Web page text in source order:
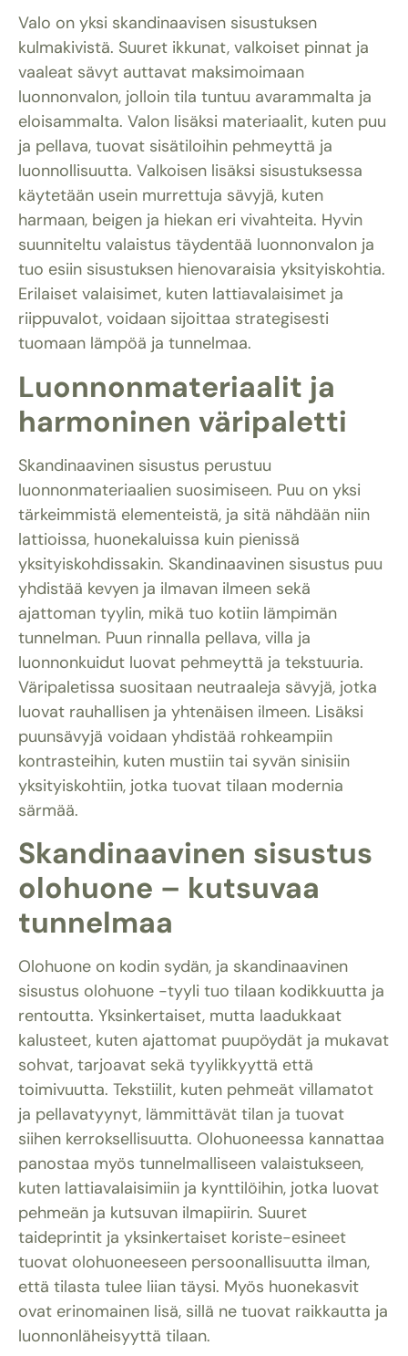
Valo on yksi skandinaavisen sisustuksen
kulmakivistä. Suuret ikkunat, valkoiset pinnat ja
vaaleat sävyt auttavat maksimoimaan
luonnonvalon, jolloin tila tuntuu avarammalta ja
eloisammalta. Valon lisäksi materiaalit, kuten puu
ja pellava, tuovat sisätiloihin pehmeyttä ja
luonnollisuutta. Valkoisen lisäksi sisustuksessa
käytetään usein murrettuja sävyjä, kuten
harmaan, beigen ja hiekan eri vivahteita. Hyvin
suunniteltu valaistus täydentää luonnonvalon ja
tuo esiin sisustuksen hienovaraisia yksityiskohtia.
Erilaiset valaisimet, kuten lattiavalaisimet ja
riippuvalot, voidaan sijoittaa strategisesti
tuomaan lämpöä ja tunnelmaa.
Luonnonmateriaalit ja
harmoninen väripaletti
Skandinaavinen sisustus perustuu
luonnonmateriaalien suosimiseen. Puu on yksi
tärkeimmistä elementeistä, ja sitä nähdään niin
lattioissa, huonekaluissa kuin pienissä
yksityiskohdissakin. Skandinaavinen sisustus puu
yhdistää kevyen ja ilmavan ilmeen sekä
ajattoman tyylin, mikä tuo kotiin lämpimän
tunnelman. Puun rinnalla pellava, villa ja
luonnonkuidut luovat pehmeyttä ja tekstuuria.
Väripaletissa suositaan neutraaleja sävyjä, jotka
luovat rauhallisen ja yhtenäisen ilmeen. Lisäksi
puunsävyjä voidaan yhdistää rohkeampiin
kontrasteihin, kuten mustiin tai syvän sinisiin
yksityiskohtiin, jotka tuovat tilaan modernia
särmää.
Skandinaavinen sisustus
olohuone – kutsuvaa
tunnelmaa
Olohuone on kodin sydän, ja skandinaavinen
sisustus olohuone -tyyli tuo tilaan kodikkuutta ja
rentoutta. Yksinkertaiset, mutta laadukkaat
kalusteet, kuten ajattomat puupöydät ja mukavat
sohvat, tarjoavat sekä tyylikkyyttä että
toimivuutta. Tekstiilit, kuten pehmeät villamatot
ja pellavatyynyt, lämmittävät tilan ja tuovat
siihen kerroksellisuutta. Olohuoneessa kannattaa
panostaa myös tunnelmalliseen valaistukseen,
kuten lattiavalaisimiin ja kynttilöihin, jotka luovat
pehmeän ja kutsuvan ilmapiirin. Suuret
taideprintit ja yksinkertaiset koriste-esineet
tuovat olohuoneeseen persoonallisuutta ilman,
että tilasta tulee liian täysi. Myös huonekasvit
ovat erinomainen lisä, sillä ne tuovat raikkautta ja
luonnonläheisyyttä tilaan.